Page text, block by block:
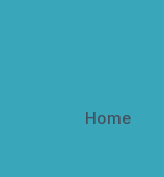
Home